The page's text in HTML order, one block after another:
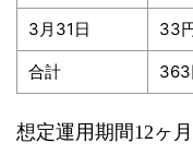
3月31日 33
合計 363
想定運用期間12ヶ